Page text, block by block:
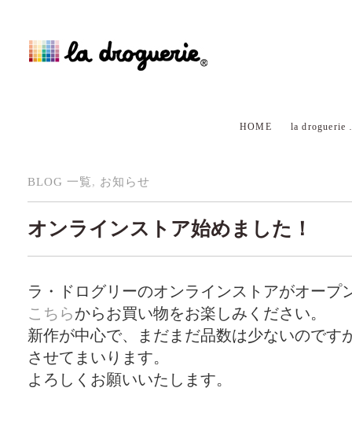
HOME la droguerie
BLOG 一覧, お知らせ
オンラインストア始めました！
ラ・ドログリーのオンラインストアがオープ
こちらからお買い物をお楽しみください。
新作が中心で、まだまだ品数は少ないのです
させてまいります。
よろしくお願いいたします。